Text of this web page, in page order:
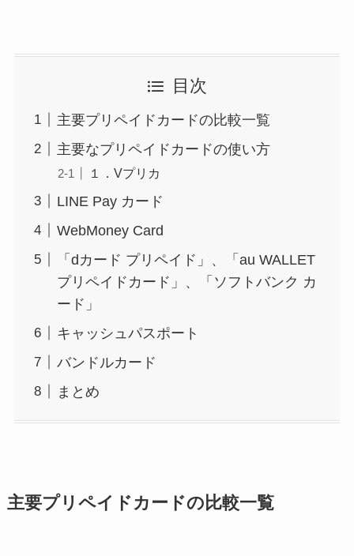
目次
主要プリペイドカードの比較一覧
主要なプリペイドカードの使い方
１．Vプリカ
LINE Pay カード
WebMoney Card
「dカード プリペイド」、「au WALLET
プリペイドカード」、「ソフトバンク カ
ード」
キャッシュパスポート
バンドルカード
まとめ
主要プリペイドカードの比較一覧